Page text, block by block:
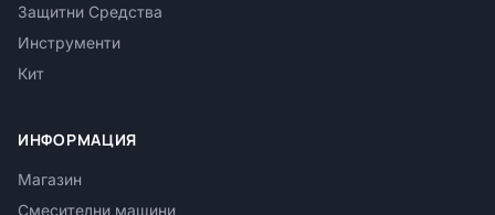
Защитни Средства
Инструменти
Кит
ИНФОРМАЦИЯ
Магазин
Смесителни машини